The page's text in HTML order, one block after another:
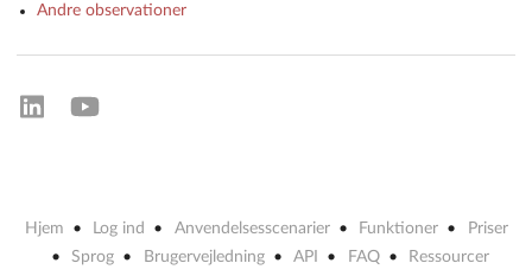
Andre observationer
Hjem Log ind Anvendelsesscenarier Funktioner
Priser
Sprog
Brugervejledning API FAQ
Ressourcer